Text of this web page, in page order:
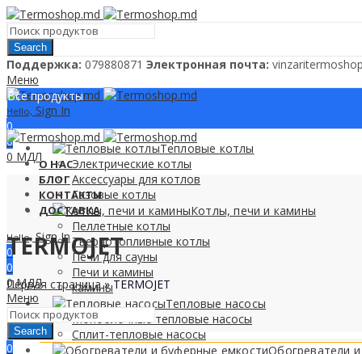
Search
Поддержкa: 079880871 Электронная почта:
Меню
Hello, Sign In
0
0
0 МДЛ
Все продукты
Тепловые котлы
Электрические котлы
Аксессуары для котлов
Газовые котлы
Котлы, печи и камины
Пеллетные котлы
Твердотопливные котлы
Печи для сауны
Печи и камины
камины
Тепловые насосы
Моноблочные тепловые насосы
Сплит-тепловые насосы
Обогреватели
О НАС
БЛОГ
КОНТАКТЫ
ДОСТАВКА
Hello, Sign In
0
0
0МДЛ
Меню
Search
0
TERMOJET
Первая страница»TERMOJET